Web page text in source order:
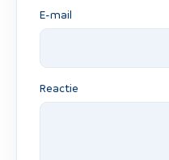
E-mail
Reactie